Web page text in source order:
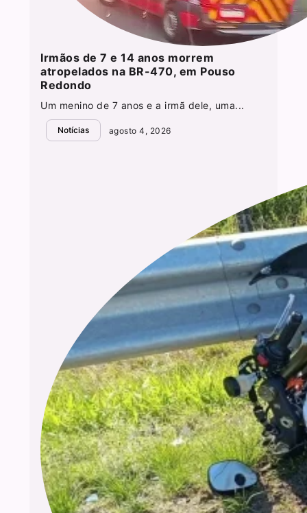
Irmãos de 7 e 14 anos morrem
atropelados na BR-470, em Pouso
Redondo
Um menino de 7 anos e a irmã dele, uma...
Notícias agosto 4, 2026